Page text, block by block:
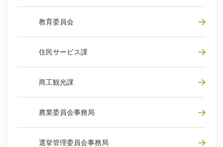
教育委員会
住民サービス課
商工観光課
農業委員会事務局
選挙管理委員会事務局